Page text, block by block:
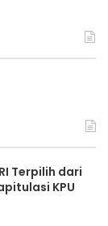
Terpilih dari
KPU